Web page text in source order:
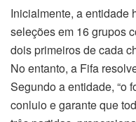
Inicialmente, a entidade
seleções em 16 grupos
dois primeiros de cada
No entanto, a Fifa
Segundo a entidade, “o
conluio e garante que